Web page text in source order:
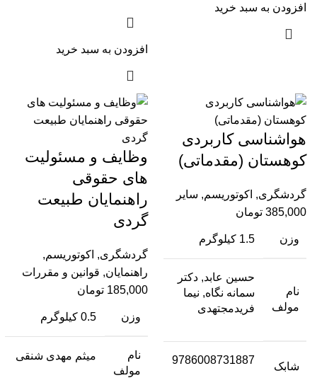
افزودن به سبد خرید
افزودن به سبد خرید
هواشناسی کاربردی
کوهستان (مقدماتی)
گردشگری, اکوتوریسم, سایر
385,000 تومان
وزن 1.5 کیلوگرم
نام
مولف
حسین عابد, دکتر
سمانه نگاه, نیما
فریدمجتهدی
شابک
9786008731887
وظایف و مسئولیت
های حقوقی
راهنمایان طبیعت
گردی
گردشگری, اکوتوریسم,
راهنمایان, قوانین و مقررات
185,000 تومان
وزن 0.5 کیلوگرم
نام
مولف
میثم مهدی شنقی